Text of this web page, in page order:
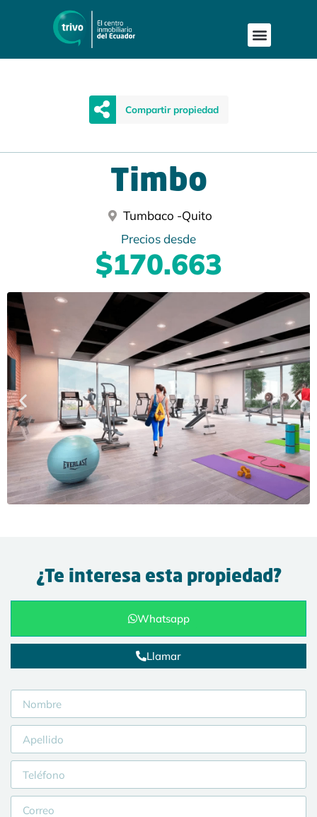
Compartir propiedad
Timbo
Tumbaco -Quito
Precios desde
$170.663
¿Te interesa esta propiedad?
Whatsapp
Llamar